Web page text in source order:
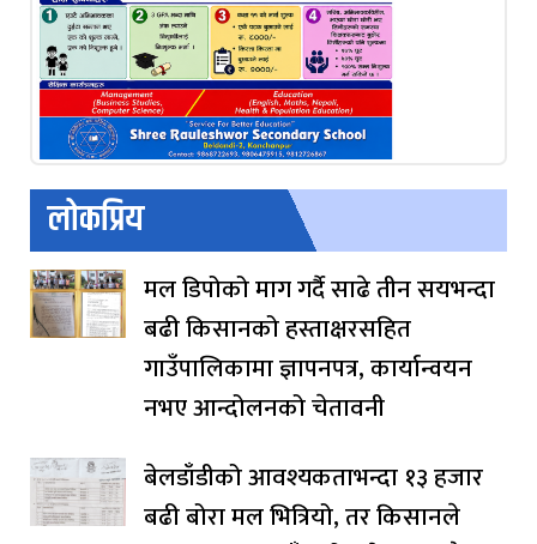
लोकप्रिय
मल डिपोको माग गर्दै साढे तीन सयभन्दा
बढी किसानको हस्ताक्षरसहित
गाउँपालिकामा ज्ञापनपत्र, कार्यान्वयन
नभए आन्दोलनको चेतावनी
बेलडाँडीको आवश्यकताभन्दा १३ हजार
बढी बोरा मल भित्रियो, तर किसानले